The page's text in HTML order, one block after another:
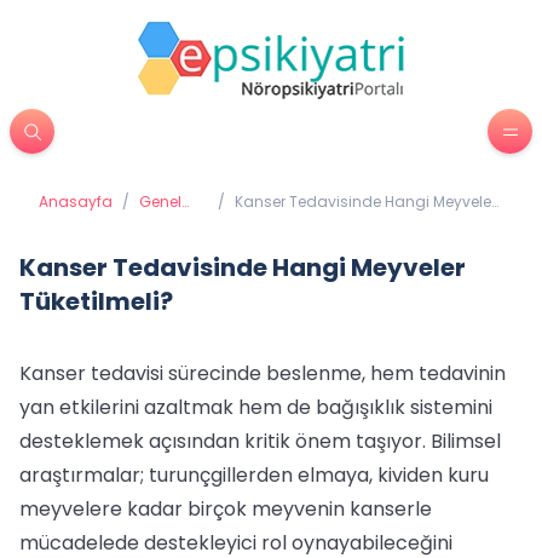
Anasayfa / Genel
/ Kanser Tedavisinde Hangi Meyveler
Kanser Tedavisinde Hangi Meyveler
Tüketilmeli?
Kanser tedavisi sürecinde beslenme, hem tedavinin
yan etkilerini azaltmak hem de bağışıklık sistemini
desteklemek açısından kritik önem taşıyor. Bilimsel
araştırmalar; turunçgillerden elmaya, kividen kuru
meyvelere kadar birçok meyvenin kanserle
mücadelede destekleyici rol oynayabileceğini